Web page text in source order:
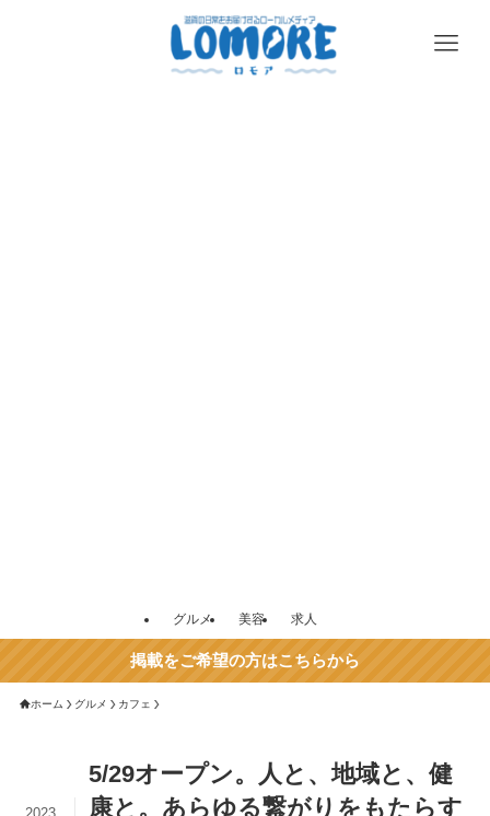
グルメ 美容 求人
掲載をご希望の方はこちらから
ホーム グルメ カフェ
5/29オープン。人と、地域と、健
康と。あらゆる繋がりをもたらす